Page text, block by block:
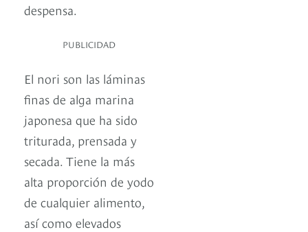
despensa.
PUBLICIDAD
El nori son las láminas
finas de alga marina
japonesa que ha sido
triturada, prensada y
secada. Tiene la más
alta proporción de yodo
de cualquier alimento,
así como elevados